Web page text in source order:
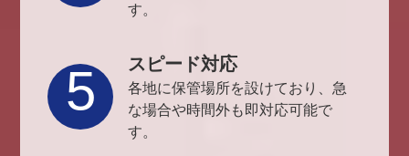
す。
スピード対応
各地に保管場所を設けており、急
な場合や時間外も即対応可能で
す。
5